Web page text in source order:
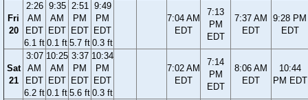
Fri
20
2:26
AM
EDT
6.1 ft
9:35
AM
EDT
0.1 ft
2:51
PM
EDT
5.7 ft
9:49
PM
EDT
0.3 ft
7:04 AM
EDT
7:13
PM
EDT
7:37 AM
EDT
9:28 PM
EDT
Sat
21
3:07
AM
EDT
6.2 ft
10:25
AM
EDT
0.1 ft
3:37
PM
EDT
5.6 ft
10:34
PM
EDT
0.3 ft
7:02 AM
EDT
7:14
PM
EDT
8:06 AM
EDT
10:44
PM EDT